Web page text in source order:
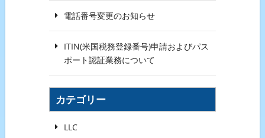
電話番号変更のお知らせ
ITIN(米国税務登録番号)申請およびパス
ポート認証業務について
カテゴリー
LLC